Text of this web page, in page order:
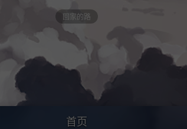
回家的路
首页